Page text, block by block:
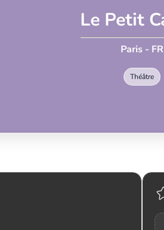
Le Petit
Paris - FR
Théâtre